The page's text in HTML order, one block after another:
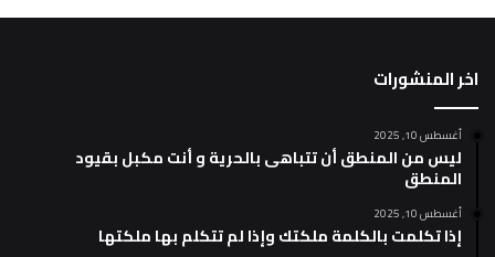
اخر المنشورات
أغسطس 10, 2025
ليس من المنطق أن تتباهى بالحرية و أنت مكبل بقيود
المنطق
أغسطس 10, 2025
إذا تكلمت بالكلمة ملكتك وإذا لم تتكلم بها ملكتها